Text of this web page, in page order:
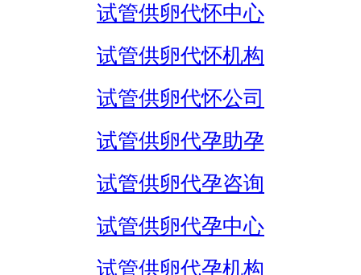
试管供卵代怀中心
试管供卵代怀机构
试管供卵代怀公司
试管供卵代孕助孕
试管供卵代孕咨询
试管供卵代孕中心
试管供卵代孕机构